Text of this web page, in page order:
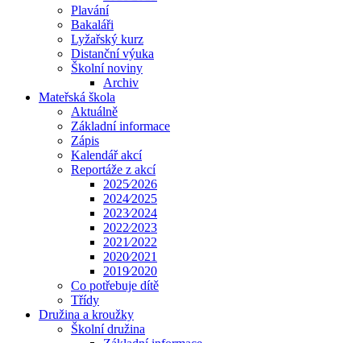
Plavání
Bakaláři
Lyžařský kurz
Distanční výuka
Školní noviny
Archiv
Mateřská škola
Aktuálně
Základní informace
Zápis
Kalendář akcí
Reportáže z akcí
2025⁄2026
2024⁄2025
2023⁄2024
2022⁄2023
2021⁄2022
2020⁄2021
2019⁄2020
Co potřebuje dítě
Třídy
Družina a kroužky
Školní družina